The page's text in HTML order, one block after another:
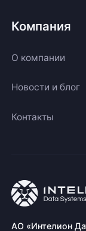
Компания
О компании
Новости и блог
Контакты
АО «Интелион